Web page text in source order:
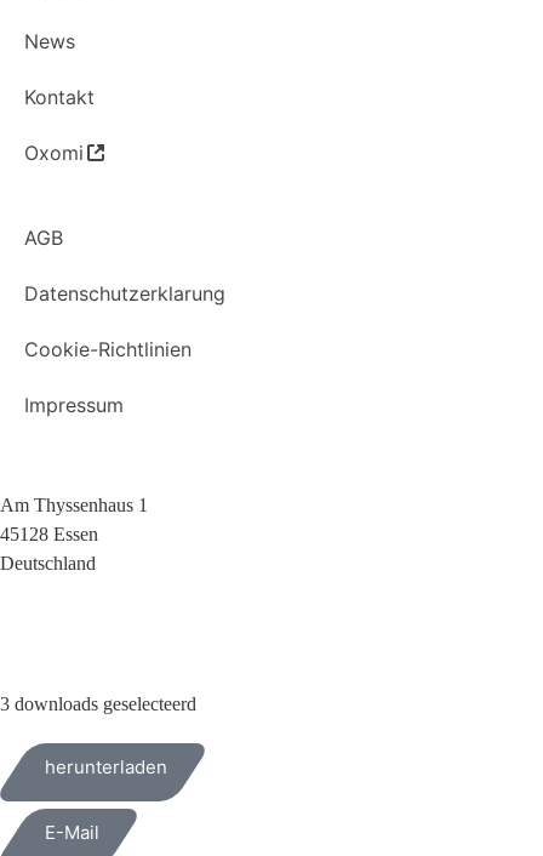
News
Kontakt
Oxomi
AGB
Datenschutzerklarung
Cookie-Richtlinien
Impressum
Am Thyssenhaus 1
45128 Essen
Deutschland
3 downloads geselecteerd
herunterladen
E-Mail